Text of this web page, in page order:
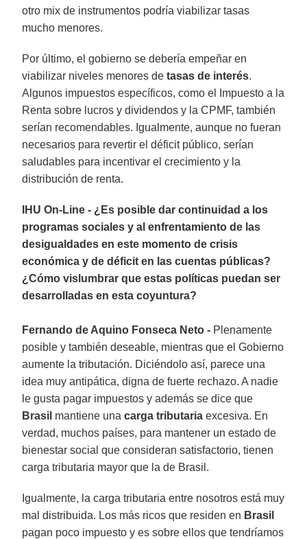
otro mix de instrumentos podría viabilizar tasas
mucho menores.
Por último, el gobierno se debería empeñar en
viabilizar niveles menores detasas de interés.
Algunos impuestos específicos, como el Impuesto a la
Renta sobre lucros y dividendos y la CPMF, también
serían recomendables. Igualmente, aunque no fueran
necesarios para revertir el déficit público, serían
saludables para incentivar el crecimiento y la
distribución de renta.
IHU On-Line - ¿Es posible dar continuidad a los
programas sociales y al enfrentamiento de las
desigualdades en este momento de crisis
económica y de déficit en las cuentas públicas?
¿Cómo vislumbrar que estas políticas puedan ser
desarrolladas en esta coyuntura?
Fernando de Aquino Fonseca Neto - Plenamente
posible y también deseable, mientras que el Gobierno
aumente la tributación. Diciéndolo así, parece una
idea muy antipática, digna de fuerte rechazo. A nadie
le gusta pagar impuestos y además se dice que
Brasil mantiene unacarga tributaria excesiva. En
verdad, muchos países, para mantener un estado de
bienestar social que consideran satisfactorio, tienen
carga tributaria mayor que la de Brasil.
Igualmente, la carga tributaria entre nosotros está muy
mal distribuida. Los más ricos que residen en Brasil
pagan poco impuesto y es sobre ellos que tendríamos